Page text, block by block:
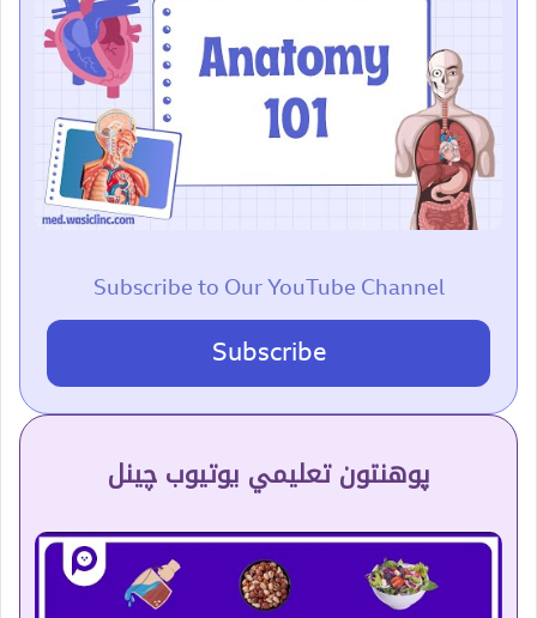
Subscribe to Our YouTube Channel
Subscribe
پوهنتون تعلیمي یوتیوب چینل